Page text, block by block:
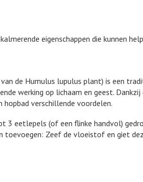
eigenschappen die kunnen
de Humulus lupulus plant) is een
werking op lichaam en geest. Dankzij
verschillende voordelen.
eetlepels (of een flinke handvol)
Zeef de vloeistof en giet